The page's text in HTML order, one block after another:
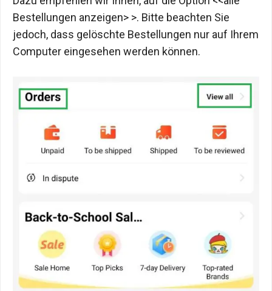
Bestellungen anzeigen> >. Bitte beachten Sie
jedoch, dass gelöschte Bestellungen nur auf Ihrem
Computer eingesehen werden können.